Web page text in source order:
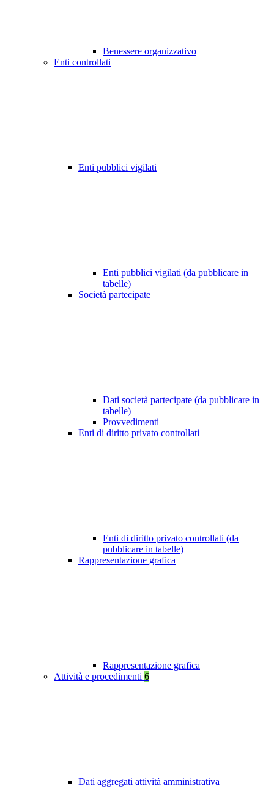
Benessere organizzativo
Enti controllati
Enti pubblici vigilati
Enti pubblici vigilati (da pubblicare in
tabelle)
Società partecipate
Dati società partecipate (da pubblicare in
tabelle)
Provvedimenti
Enti di diritto privato controllati
Enti di diritto privato controllati (da
pubblicare in tabelle)
Rappresentazione grafica
Rappresentazione grafica
Attività e procedimenti 6
Dati aggregati attività amministrativa